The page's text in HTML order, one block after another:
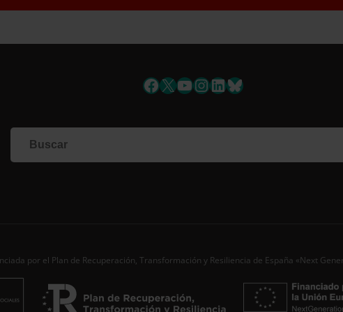
a la newsletter
Si
Al
datos y
Correo
Facebook
X YouTube
Instagram
LinkedIn
Bluesky
por el Plan de Recuperación, Transformación y Resiliencia de España «Next